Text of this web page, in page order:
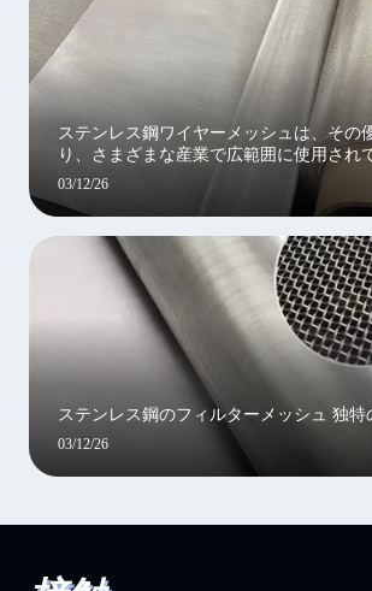
ステンレス鋼ワイヤーメッシュは、その
り、さまざまな産業で広範囲に使用され
03/12/26
ステンレス鋼のフィルターメッシュ 独特
03/12/26